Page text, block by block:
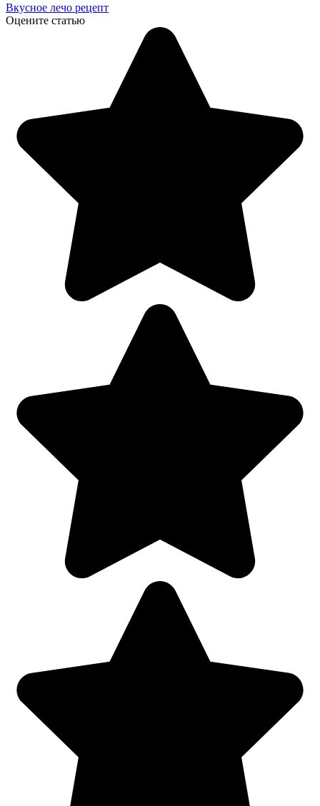
Вкусное лечо рецепт
Оцените статью